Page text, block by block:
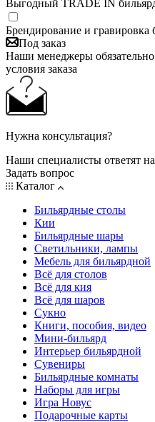
Выгодный TRADE IN
Брендирование и гравировка
Под заказ
Наши менеджеры
условия заказа
Нужна консультация?
Наши специалисты ответят
Задать вопрос
Каталог
Бильярдные столы
Кии
Бильярдные шары
Светильники, лампы
Мебель для бильярдной
Всё для столов
Всё для кия
Всё для шаров
Сукно
Книги, пособия, видео
Мини-бильярд
Интерьер бильярдной
Сувениры
Бильярдные комнаты
Наборы для игры
Игра Новус
Подарочные карты